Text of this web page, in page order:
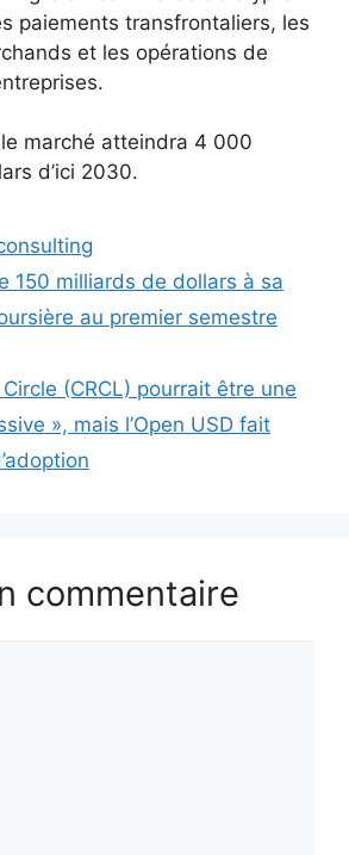
paiements transfrontaliers, les
et les opérations de
marché atteindra 4 000
d’ici 2030.
150 milliards de dollars à sa
au premier semestre
(CRCL) pourrait être une
», mais l’Open USD fait
commentaire